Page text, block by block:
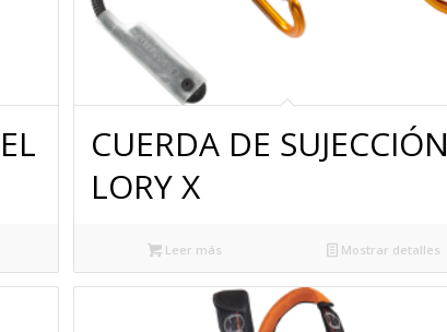
CUERDA DE SUJECCIÓN
LORY X
Leer más Mostrar detalles